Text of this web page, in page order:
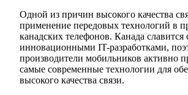
Одной из причин высокого качества
применение передовых технологий в
канадских телефонов. Канада славится
инновационными IT-разработками,
производители мобильников активно
самые современные технологии для
высокого качества связи.